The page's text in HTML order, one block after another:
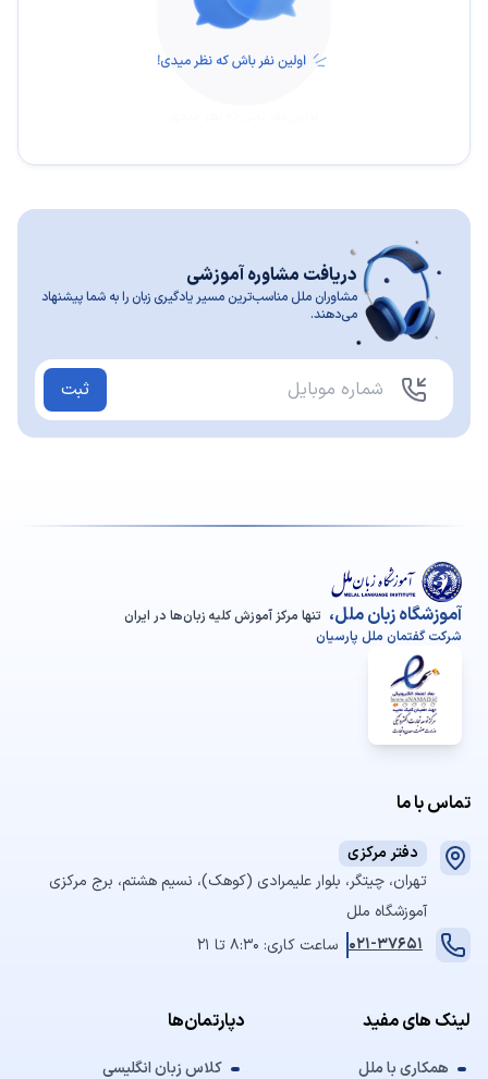
دریافت مشاوره آموزشی
مشاوران ملل مناسب‌ترین مسیر یادگیری زبان را به شما پیشنهاد
می‌دهند.
ثبت
آموزشگاه زبان ملل، تنها مرکز آموزش کلیه زبان‌ها در ایران
شرکت گفتمان ملل پارسیان
تماس با ما
دفتر مرکزی
تهران، چیتگر، بلوار علیمرادی (کوهک)، نسیم هشتم، برج مرکزی
آموزشگاه ملل
021-37651 ساعت کاری: 8:30 تا 21
لینک های مفید
همکاری با ملل
دپارتمان‌ها
کلاس زبان انگلیسی